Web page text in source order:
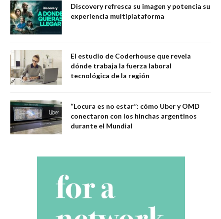
Discovery refresca su imagen y potencia su
experiencia multiplataforma
El estudio de Coderhouse que revela
dónde trabaja la fuerza laboral
tecnológica de la región
“Locura es no estar”: cómo Uber y OMD
conectaron con los hinchas argentinos
durante el Mundial